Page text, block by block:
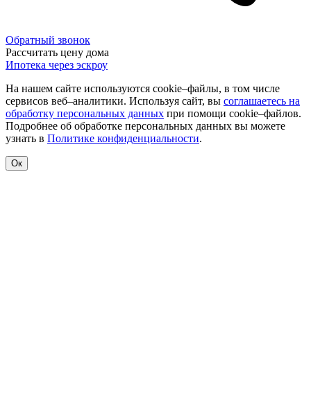
Обратный звонок
Рассчитать цену дома
Ипотека через эскроу
На нашем сайте используются cookie–файлы, в том числе
сервисов веб–аналитики. Используя сайт, вы соглашаетесь на
обработку персональных данных при помощи cookie–файлов.
Подробнее об обработке персональных данных вы можете
узнать в Политике конфиденциальности.
Ок